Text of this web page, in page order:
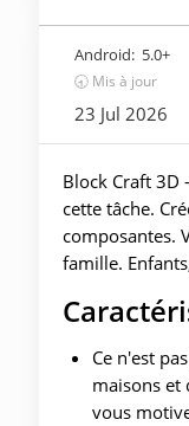
Android: 5.0+
🕣 Mis à jour
23 Jul 2026
Block Craft 3D
cette tâche.
composantes.
famille.
Ce n'est
maisons et
vous